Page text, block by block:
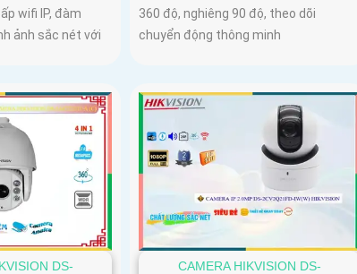
wifi IP, đàm
ảnh sắc nét với
360 độ, nghiêng 90 độ, theo dõi
chuyển động thông minh
DS-
CAMERA HIKVISION DS-